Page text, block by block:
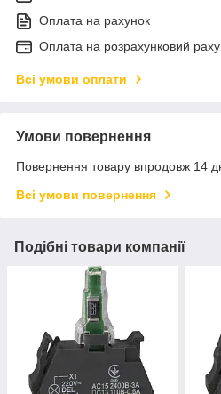
Оплата на рахунок
Оплата на розрахунковий
Всі умови оплати
Умови повернення
Повернення товару впродовж 14
Всі умови повернення
Подібні товари компанії